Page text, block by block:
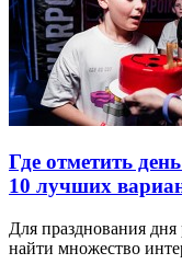
Где отметить
10 лучших
Для празднования
найти множество